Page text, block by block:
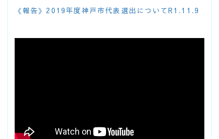
《報告》2019年度神戸市代表選出についてR1.11.9